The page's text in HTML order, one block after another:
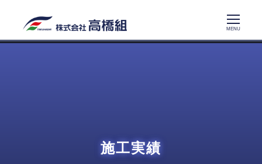
ン
MENU
施工実績